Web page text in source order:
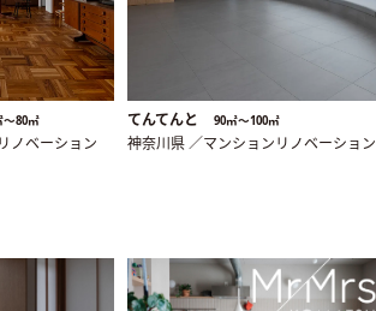
〜80㎡
ノベーション
てんてんと 90㎡〜100㎡
神奈川県 ／マンションリノベーション